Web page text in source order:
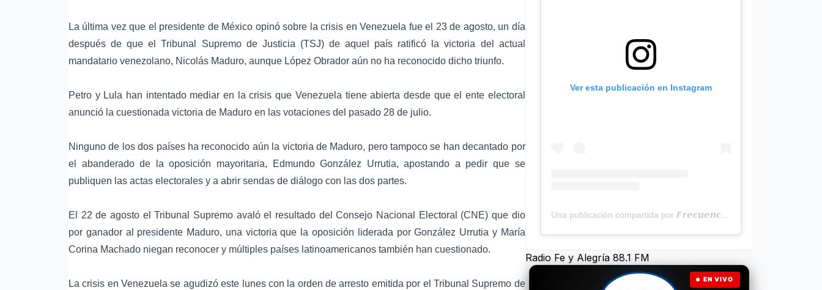
La última vez que el presidente de México opinó sobre la crisis en Venezuela fue el 23 de agosto, un día
después de que el Tribunal Supremo de Justicia (TSJ) de aquel país ratificó la victoria del actual
mandatario venezolano, Nicolás Maduro, aunque López Obrador aún no ha reconocido dicho triunfo.
Petro y Lula han intentado mediar en la crisis que Venezuela tiene abierta desde que el ente electoral
anunció la cuestionada victoria de Maduro en las votaciones del pasado 28 de julio.
Ninguno de los dos países ha reconocido aún la victoria de Maduro, pero tampoco se han decantado por
el abanderado de la oposición mayoritaria, Edmundo González Urrutia, apostando a pedir que se
publiquen las actas electorales y a abrir sendas de diálogo con las dos partes.
El 22 de agosto el Tribunal Supremo avaló el resultado del Consejo Nacional Electoral (CNE) que dio
por ganador al presidente Maduro, una victoria que la oposición liderada por González Urrutia y María
Corina Machado niegan reconocer y múltiples países latinoamericanos también han cuestionado.
La crisis en Venezuela se agudizó este lunes con la orden de arresto emitida por el Tribunal Supremo de
Ver esta publicación en Instagram
Una publicación compartida por 𝙁𝙧𝙚𝙘𝙪𝙚𝙣𝙘𝙞𝙖 𝙉𝙤𝙩𝙞𝙘𝙞𝙖𝙨 | Programa Radial (@frecuencianoticias)
Radio Fe y Alegría 88.1 FM
EN VIVO